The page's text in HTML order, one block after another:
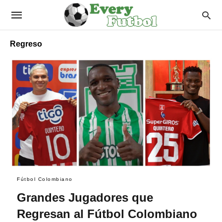
Regreso
Fútbol Colombiano
Grandes Jugadores que
Regresan al Fútbol Colombiano